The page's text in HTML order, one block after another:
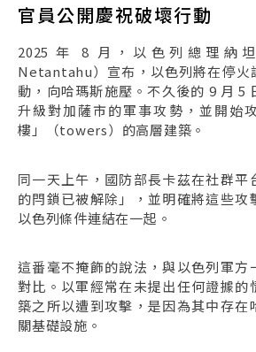
官員公開慶祝破壞行動
2025 年 8 月，以色列總理納
Netantahu）宣布，以色列將在停火
動，向哈瑪斯施壓。不久後的 9 月 5
升級對加薩市的軍事攻勢，並開始
樓」（towers）的高層建築。
同一天上午，國防部長卡茲在社群平
的閂鎖已被解除」，並明確將這些攻
以色列條件連結在一起。
這番毫不掩飾的說法，與以色列軍方
對比。以軍經常在未提出任何證據的
築之所以遭到攻擊，是因為其中存在
關基礎設施。